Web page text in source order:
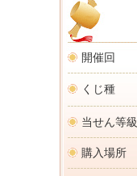
開催回
くじ種
当せん等級
購入場所